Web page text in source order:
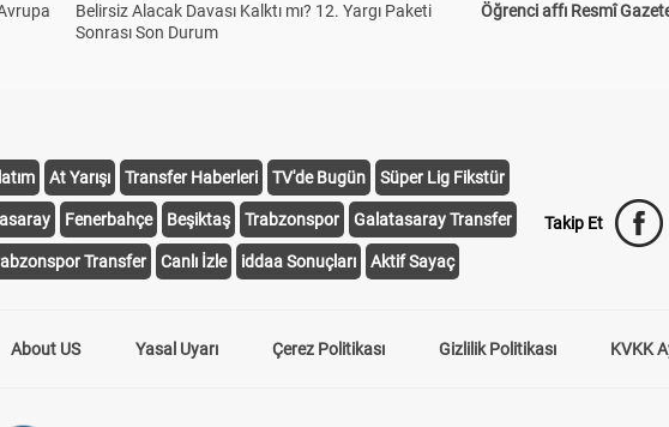
Belirsiz Alacak Davası Kalktı mı? 12. Yargı Paketi
Sonrası Son Durum
Öğrenci affı Resmî
At Yarışı Transfer Haberleri TV'de Bugün Süper Lig Fikstür
Fenerbahçe Beşiktaş Trabzonspor Galatasaray Transfer
Transfer Canlı İzle iddaa Sonuçları Aktif Sayaç
Takip Et
About US Yasal Uyarı Çerez Politikası Gizlilik Politikası KVKK